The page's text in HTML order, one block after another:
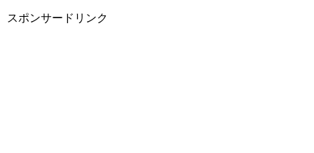
スポンサードリンク